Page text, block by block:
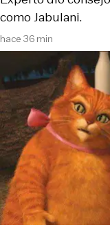
hace 36 min
como Jabulani.